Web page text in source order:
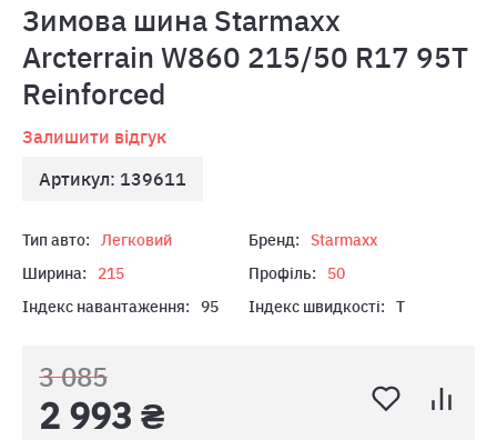
Зимова шина Starmaxx
Arcterrain W860 215/50 R17 95T
Reinforced
Залишити відгук
Артикул: 139611
Тип авто: Легковий Бренд:
Starmaxx
Ширина:
215 Профіль:
50
Індекс навантаження:
95 Індекс швидкості: T
3 085
2 993 ₴